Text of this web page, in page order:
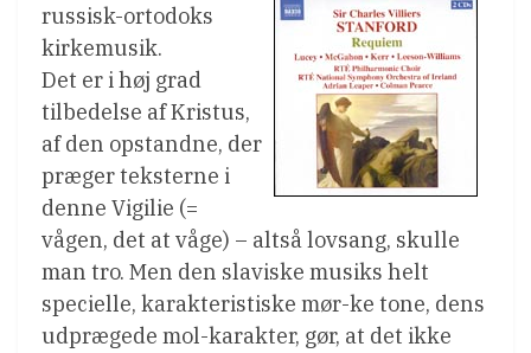
russisk-ortodoks
kirkemusik.
Det er i høj grad
tilbedelse af Kristus,
af den opstandne, der
præger teksterne i
denne Vigilie (=
vågen, det at våge) – altså lovsang, skulle
man tro. Men den slaviske musiks helt
specielle, karakteristiske mør-ke tone, dens
udprægede mol-karakter, gør, at det ikke